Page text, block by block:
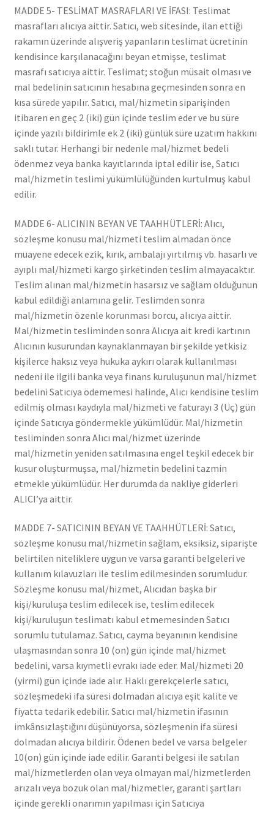
MADDE 5- TESLİMAT MASRAFLARI VE İFASI: Teslimat
masrafları alıcıya aittir. Satıcı, web sitesinde, ilan ettiği
rakamın üzerinde alışveriş yapanların teslimat ücretinin
kendisince karşılanacağını beyan etmişse, teslimat
masrafı satıcıya aittir. Teslimat; stoğun müsait olması ve
mal bedelinin satıcının hesabına geçmesinden sonra en
kısa sürede yapılır. Satıcı, mal/hizmetin siparişinden
itibaren en geç 2 (iki) gün içinde teslim eder ve bu süre
içinde yazılı bildirimle ek 2 (iki) günlük süre uzatım hakkını
saklı tutar. Herhangi bir nedenle mal/hizmet bedeli
ödenmez veya banka kayıtlarında iptal edilir ise, Satıcı
mal/hizmetin teslimi yükümlülüğünden kurtulmuş kabul
edilir.
MADDE 6- ALICININ BEYAN VE TAAHHÜTLERİ: Alıcı,
sözleşme konusu mal/hizmeti teslim almadan önce
muayene edecek ezik, kırık, ambalajı yırtılmış vb. hasarlı ve
ayıplı mal/hizmeti kargo şirketinden teslim almayacaktır.
Teslim alınan mal/hizmetin hasarsız ve sağlam olduğunun
kabul edildiği anlamına gelir. Teslimden sonra
mal/hizmetin özenle korunması borcu, alıcıya aittir.
Mal/hizmetin tesliminden sonra Alıcıya ait kredi kartının
Alıcının kusurundan kaynaklanmayan bir şekilde yetkisiz
kişilerce haksız veya hukuka aykırı olarak kullanılması
nedeni ile ilgili banka veya finans kuruluşunun mal/hizmet
bedelini Satıcıya ödememesi halinde, Alıcı kendisine teslim
edilmiş olması kaydıyla mal/hizmeti ve faturayı 3 (Üç) gün
içinde Satıcıya göndermekle yükümlüdür. Mal/hizmetin
tesliminden sonra Alıcı mal/hizmet üzerinde
mal/hizmetin yeniden satılmasına engel teşkil edecek bir
kusur oluşturmuşsa, mal/hizmetin bedelini tazmin
etmekle yükümlüdür. Her durumda da nakliye giderleri
ALICI’ya aittir.
MADDE 7- SATICININ BEYAN VE TAAHHÜTLERİ: Satıcı,
sözleşme konusu mal/hizmetin sağlam, eksiksiz, siparişte
belirtilen niteliklere uygun ve varsa garanti belgeleri ve
kullanım kılavuzları ile teslim edilmesinden sorumludur.
Sözleşme konusu mal/hizmet, Alıcıdan başka bir
kişi/kuruluşa teslim edilecek ise, teslim edilecek
kişi/kuruluşun teslimatı kabul etmemesinden Satıcı
sorumlu tutulamaz. Satıcı, cayma beyanının kendisine
ulaşmasından sonra 10 (on) gün içinde mal/hizmet
bedelini, varsa kıymetli evrakı iade eder. Mal/hizmeti 20
(yirmi) gün içinde iade alır. Haklı gerekçelerle satıcı,
sözleşmedeki ifa süresi dolmadan alıcıya eşit kalite ve
fiyatta tedarik edebilir. Satıcı mal/hizmetin ifasının
imkânsızlaştığını düşünüyorsa, sözleşmenin ifa süresi
dolmadan alıcıya bildirir. Ödenen bedel ve varsa belgeler
10(on) gün içinde iade edilir. Garanti belgesi ile satılan
mal/hizmetlerden olan veya olmayan mal/hizmetlerden
arızalı veya bozuk olan mal/hizmetler, garanti şartları
içinde gerekli onarımın yapılması için Satıcıya